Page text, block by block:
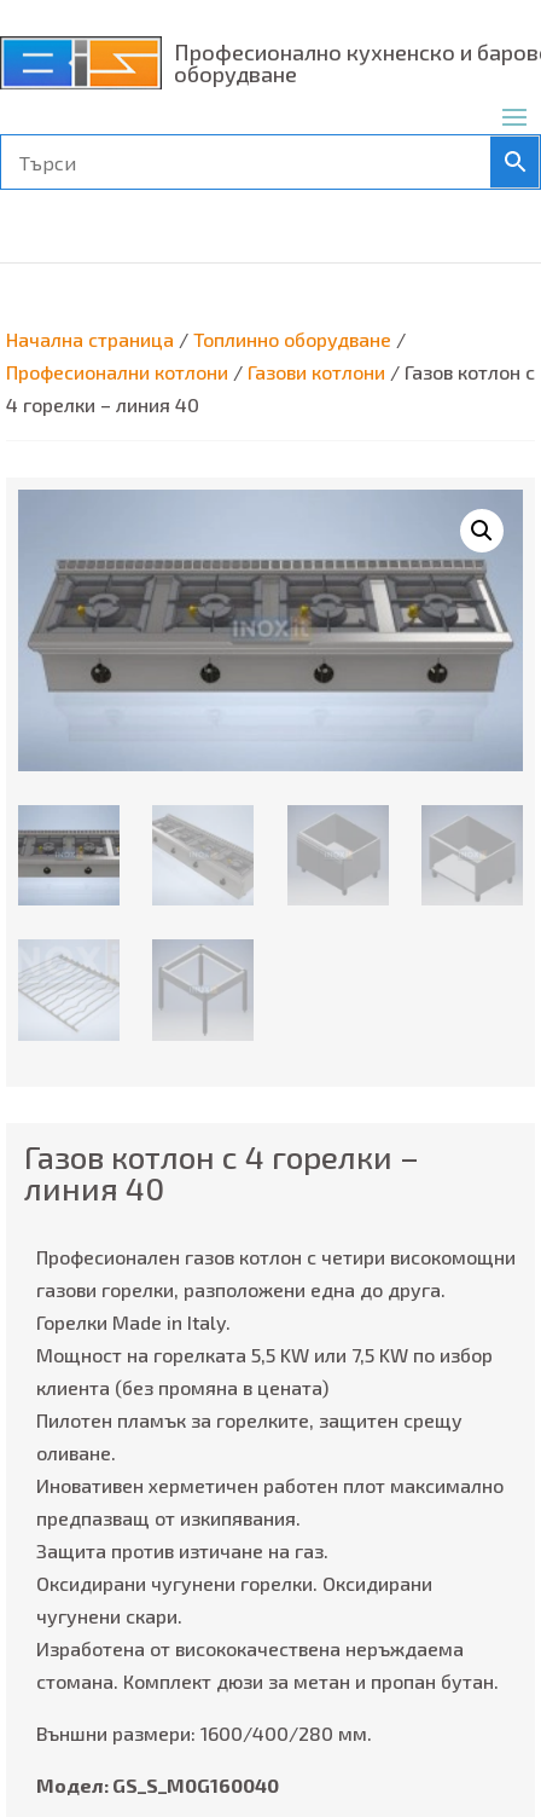
Професионално кухненско и
оборудване
Начална страница / Топлинно оборудване /
Професионални котлони / Газови котлони / Газов котлон с
4 горелки – линия 40
Газов котлон с 4 горелки –
линия 40
Професионален газов котлон с четири високомощни
газови горелки, разположени една до друга.
Горелки Made in Italy.
Мощност на горелката 5,5 KW или 7,5 KW по избор
клиента (без промяна в цената)
Пилотен пламък за горелките, защитен срещу
оливане.
Иновативен херметичен работен плот максимално
предпазващ от изкипявания.
Защита против изтичане на газ.
Оксидирани чугунени горелки. Оксидирани
чугунени скари.
Изработена от висококачествена неръждаема
стомана. Комплект дюзи за метан и пропан бутан.
Външни размери: 1600/400/280 мм.
Модел: GS_S_M0G160040